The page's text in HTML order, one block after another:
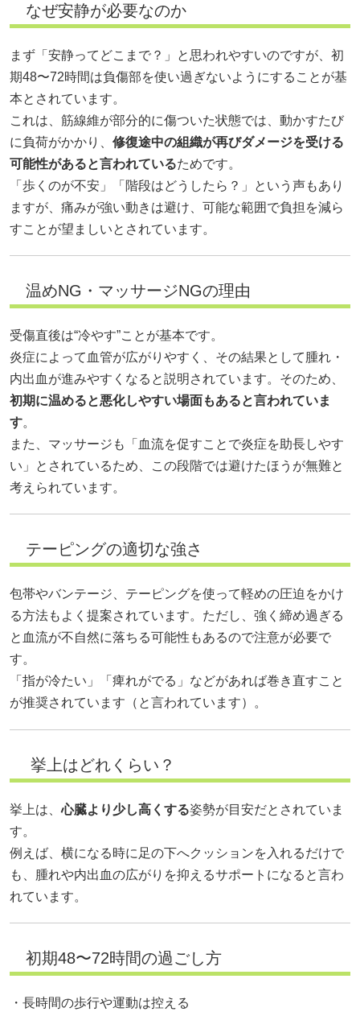
なぜ安静が必要なのか
まず「安静ってどこまで？」と思われやすいのですが、初
期48〜72時間は負傷部を使い過ぎないようにすることが基
本とされています。
これは、筋線維が部分的に傷ついた状態では、動かすたび
に負荷がかかり、 修復途中の組織が再びダメージを受ける
可能性があると言われているためです。
「歩くのが不安」「階段はどうしたら？」という声もあり
ますが、痛みが強い動きは避け、可能な範囲で負担を減ら
すことが望ましいとされています。
温めNG・マッサージNGの理由
受傷直後は“冷やす”ことが基本です。
炎症によって血管が広がりやすく、その結果として腫れ・
内出血が進みやすくなると説明されています。そのため、
初期に温めると悪化しやすい場面もあると言われていま
す。
また、マッサージも「血流を促すことで炎症を助長しやす
い」とされているため、この段階では避けたほうが無難と
考えられています。
テーピングの適切な強さ
包帯やバンテージ、テーピングを使って軽めの圧迫をかけ
る方法もよく提案されています。ただし、強く締め過ぎる
と血流が不自然に落ちる可能性もあるので注意が必要で
す。
「指が冷たい」「痺れがでる」などがあれば巻き直すこと
が推奨されています（と言われています）。
挙上はどれくらい？
挙上は、心臓より少し高くする姿勢が目安だとされていま
す。
例えば、横になる時に足の下へクッションを入れるだけで
も、腫れや内出血の広がりを抑えるサポートになると言わ
れています。
初期48〜72時間の過ごし方
・長時間の歩行や運動は控える